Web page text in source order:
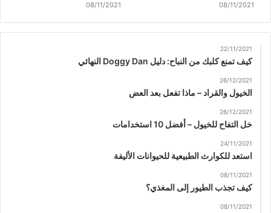
08/11/2021
08/11/2021
22/11/2021
كيف تمنع كلبك من النباح: دليل Doggy Dan النهائي
26/12/2021
الخيول والقراد – ماذا تفعل بعد العض
26/12/2021
خل التفاح للخيول – أفضل 10 استخدامات
24/11/2021
استعد للكوارث الطبيعية للحيوانات الأليفة
08/11/2021
كيف تجذب الطيور إلى المغذي؟
08/11/2021